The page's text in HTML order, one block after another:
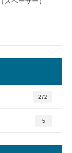
272
5